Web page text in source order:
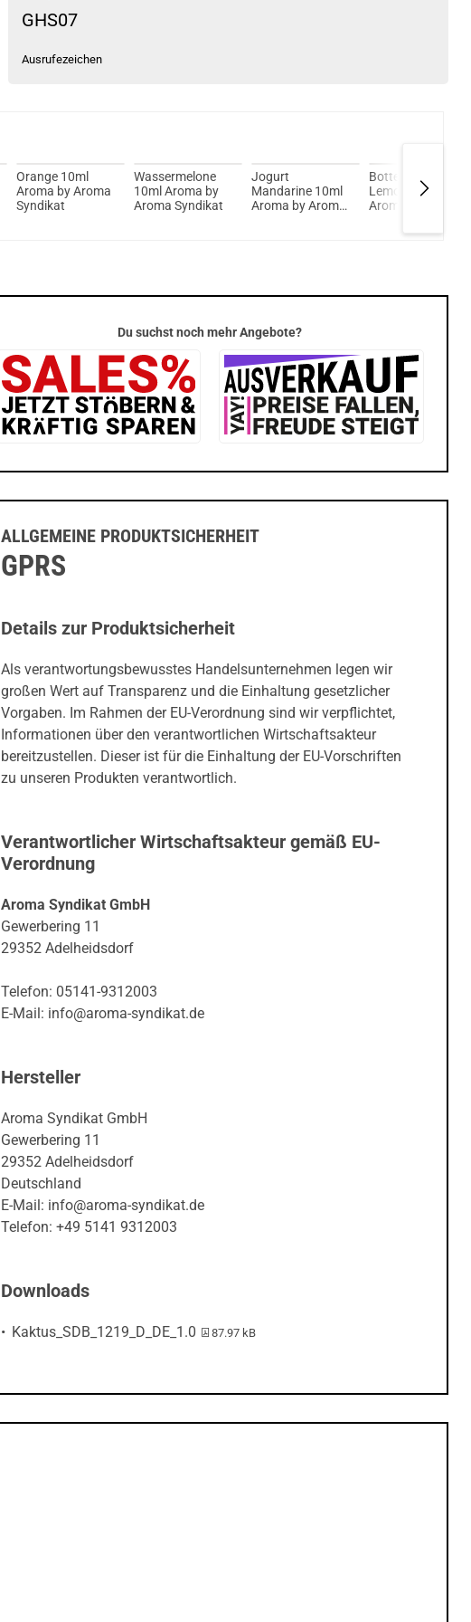
GHS07
Ausrufezeichen
Orange 10ml
Aroma by Aroma
Syndikat
Wassermelone
10ml Aroma by
Aroma Syndikat
Jogurt
Mandarine 10ml
Aroma by Aroma
Bottermelk
Lemon 10ml
Aroma by Aroma
Du suchst noch mehr Angebote?
ALLGEMEINE PRODUKTSICHERHEIT
GPRS
Details zur Produktsicherheit
Als verantwortungsbewusstes Handelsunternehmen legen wir
großen Wert auf Transparenz und die Einhaltung gesetzlicher
Vorgaben. Im Rahmen der EU-Verordnung sind wir verpflichtet,
Informationen über den verantwortlichen Wirtschaftsakteur
bereitzustellen. Dieser ist für die Einhaltung der EU-Vorschriften
zu unseren Produkten verantwortlich.
Verantwortlicher Wirtschaftsakteur gemäß EU-
Verordnung
Aroma Syndikat GmbH
Gewerbering 11
29352 Adelheidsdorf
Telefon: 05141-9312003
E-Mail: info@aroma-syndikat.de
Hersteller
Aroma Syndikat GmbH
Gewerbering 11
29352 Adelheidsdorf
Deutschland
E-Mail: info@aroma-syndikat.de
Telefon: +49 5141 9312003
Downloads
Kaktus_SDB_1219_D_DE_1.0 PDF-Datei:
87.97 kB